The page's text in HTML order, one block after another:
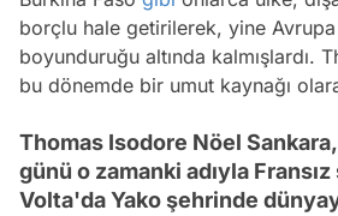
borçlu hale getirilerek, yine
boyunduruğu altında kalmışlardı.
bu dönemde bir umut kaynağı
Thomas Isodore Nöel Sankara,
günü o zamanki adıyla
Volta'da Yako şehrinde